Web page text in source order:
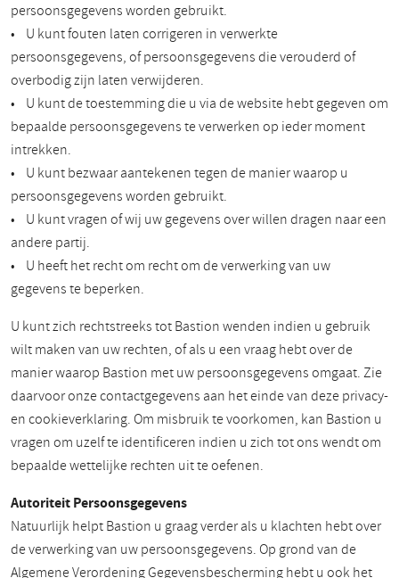
persoonsgegevens worden gebruikt.
• U kunt fouten laten corrigeren in verwerkte
persoonsgegevens, of persoonsgegevens die verouderd of
overbodig zijn laten verwijderen.
• U kunt de toestemming die u via de website hebt gegeven om
bepaalde persoonsgegevens te verwerken op ieder moment
intrekken.
• U kunt bezwaar aantekenen tegen de manier waarop u
persoonsgegevens worden gebruikt.
• U kunt vragen of wij uw gegevens over willen dragen naar een
andere partij.
• U heeft het recht om recht om de verwerking van uw
gegevens te beperken.
U kunt zich rechtstreeks tot Bastion wenden indien u gebruik
wilt maken van uw rechten, of als u een vraag hebt over de
manier waarop Bastion met uw persoonsgegevens omgaat. Zie
daarvoor onze contactgegevens aan het einde van deze privacy-
en cookieverklaring. Om misbruik te voorkomen, kan Bastion u
vragen om uzelf te identificeren indien u zich tot ons wendt om
bepaalde wettelijke rechten uit te oefenen.
Autoriteit Persoonsgegevens
Natuurlijk helpt Bastion u graag verder als u klachten hebt over
de verwerking van uw persoonsgegevens. Op grond van de
Algemene Verordening Gegevensbescherming hebt u ook het